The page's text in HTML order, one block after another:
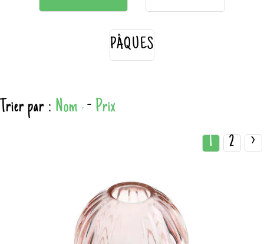
PÂQUES
Trier par : Nom - Prix
1 2 >